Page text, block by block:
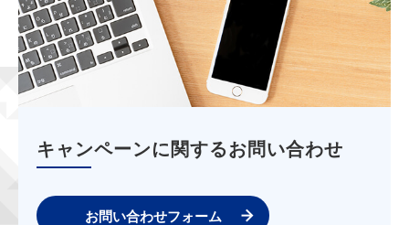
キャンペーンに関するお問い合わせ
お問い合わせフォーム